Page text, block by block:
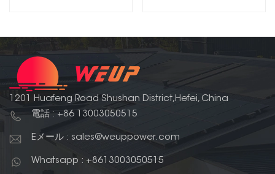
1201 Huafeng Road Shushan District,Hefei, China
電話 : +86 13003050515
Eメール : sales@weuppower.com
Whatsapp : +8613003050515